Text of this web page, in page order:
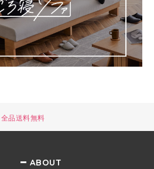
全品送料無料
ABOUT